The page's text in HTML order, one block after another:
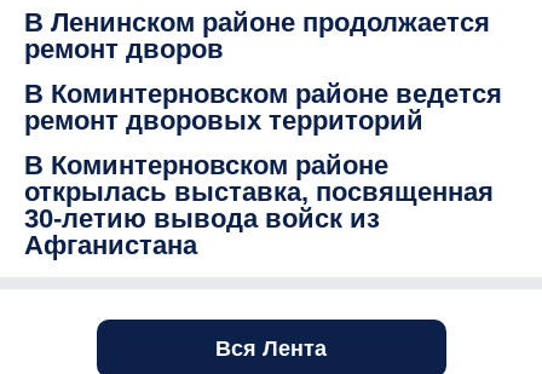
В Ленинском районе продолжается
ремонт дворов
В Коминтерновском районе ведется
ремонт дворовых территорий
В Коминтерновском районе
открылась выставка, посвященная
30-летию вывода войск из
Афганистана
Вся Лента